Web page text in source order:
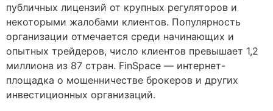
публичных лицензий от крупных регуляторов и
некоторыми жалобами клиентов. Популярность
организации отмечается среди начинающих и
опытных трейдеров, число клиентов превышает 1,2
миллиона из 87 стран. FinSpace — интернет-
площадка о мошенничестве брокеров и других
инвестиционных организаций.